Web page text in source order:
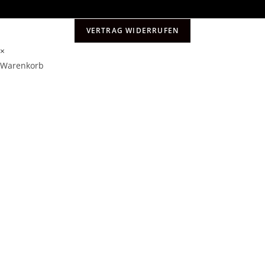
VERTRAG WIDERRUFEN
×
Warenkorb